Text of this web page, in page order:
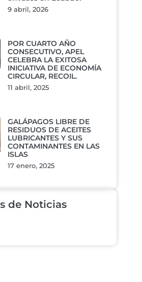
9 abril, 2026
POR CUARTO AÑO
CONSECUTIVO, APEL
CELEBRA LA EXITOSA
INICIATIVA DE ECONOMÍA
CIRCULAR, RECOIL.
11 abril, 2025
GALÁPAGOS LIBRE DE
RESIDUOS DE ACEITES
LUBRICANTES Y SUS
CONTAMINANTES EN LAS
ISLAS
17 enero, 2025
de Noticias